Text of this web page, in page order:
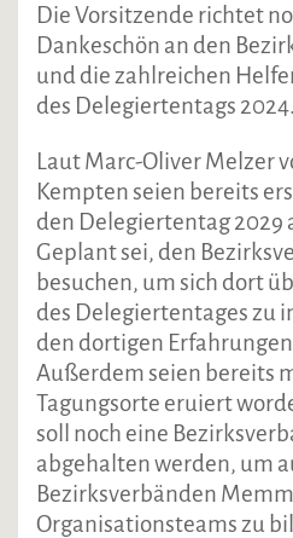
Die Vorsitzende richtet
Dankeschön an den
und die zahlreichen
des Delegiertentags 2024.
Laut Marc-Oliver Melzer
Kempten seien bereits
den Delegiertentag 2029
Geplant sei, den
besuchen, um sich dort
des Delegiertentages zu
den dortigen
Außerdem seien bereits
Tagungsorte eruiert
soll noch eine
abgehalten werden, um
Bezirksverbänden
Organisationsteams zu